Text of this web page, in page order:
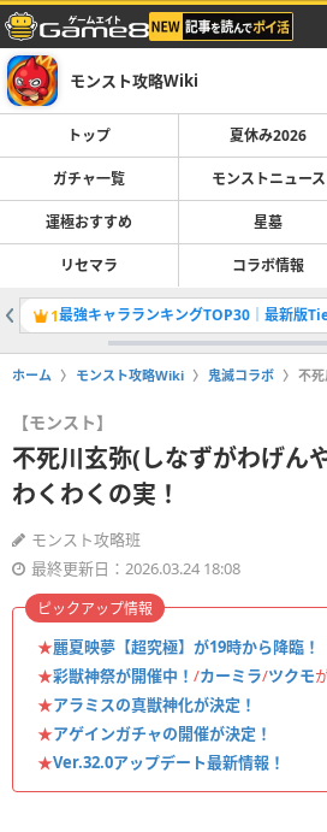
モンスト攻略Wiki
トップ 夏休み2026
ガチャ一覧 モンストニュース
運極おすすめ 星墓
リセマラ コラボ情報
1最強キャラランキングTOP30｜最新版
ホーム モンスト攻略Wiki 鬼滅コラボ 不
【モンスト】
不死川玄弥(しなずがわげん
わくわくの実！
モンスト攻略班
最終更新日：2026.03.24 18:08
★麗夏映夢【超究極】が19時から降臨！
★彩獣神祭が開催中！ /カーミラ/ツクモ
★アラミスの真獣神化が決定！
★アゲインガチャの開催が決定！
★Ver.32.0アップデート最新情報！
ピックアップ情報